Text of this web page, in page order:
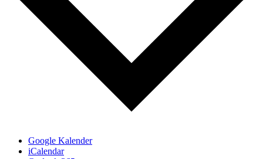
Google Kalender
iCalendar